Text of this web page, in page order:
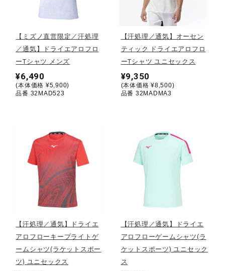
コラボ／ライセンス
サポート
直営店一覧
【ミズノ直営限定／汗処理
／通気】ドライエアロフロ
ーTシャツ メンズ
¥6,490
(本体価格 ¥5,900)
品番 32MAD523
【汗処理／通気】オーセン
ティック ドライエアロフロ
ーTシャツ ユニセックス
¥9,350
(本体価格 ¥8,500)
品番 32MADMA3
【汗処理／通気】ドライエ
アロフローキープライトゲ
ームシャツ(ラケットスポー
ツ) ユニセックス
【汗処理／通気】ドライエ
アロフローゲームシャツ(ラ
ケットスポーツ) ユニセック
ス